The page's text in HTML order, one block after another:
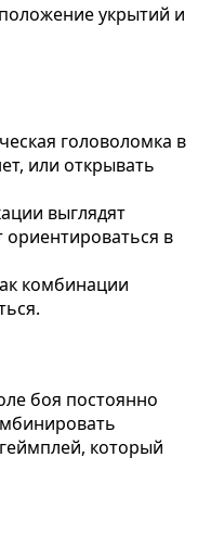
укрытий и
головоломка в
или открывать
выглядят
в
комбинации
боя постоянно
который